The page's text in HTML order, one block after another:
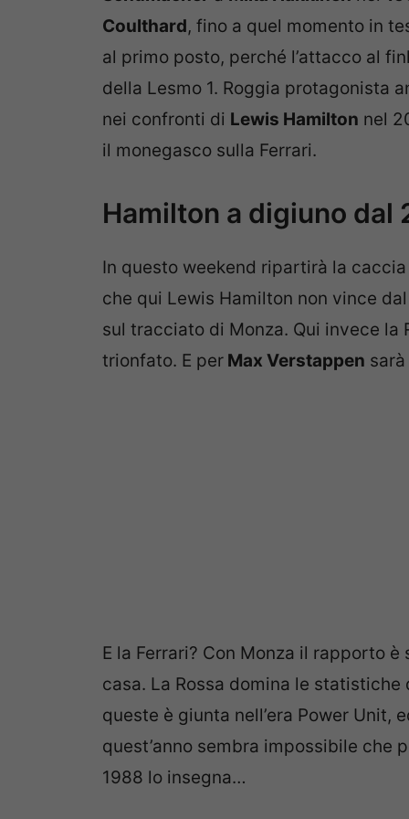
Coulthard, fino a quel momento in
al primo posto, perché l’attacco al
della Lesmo 1. Roggia protagonista
nei confronti di Lewis Hamilton nel
il monegasco sulla Ferrari.
Hamilton a digiuno dal
In questo weekend ripartirà la
che qui Lewis Hamilton non vince
sul tracciato di Monza. Qui invece la
trionfato. E per Max Verstappen
E la Ferrari? Con Monza il rapporto
casa. La Rossa domina le
queste è giunta nell’era Power Unit,
quest’anno sembra impossibile che
1988 lo insegna…